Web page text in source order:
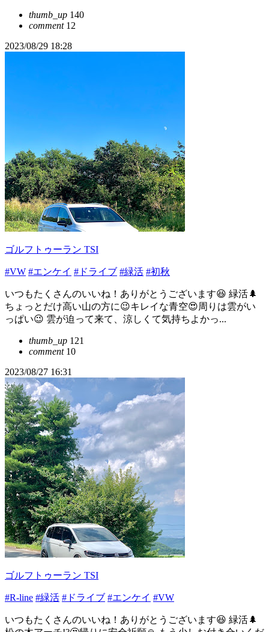
thumb_up 140
comment12
2023/08/29 18:28
ゴルフトゥーラン TSI
#VW #エンケイ #ドライブ #緑活 #初秋
いつもたくさんのいいね！ありがとうございます😆 緑活🌲
ちょっとだけ高い山の方に😉キレイな青空😍周りは雲がい
っぱい😉 雲が迫って来て、涼しくて気持ちよかっ...
thumb_up 121
comment10
2023/08/27 16:31
ゴルフトゥーラン TSI
#R-line #緑活 #ドライブ #エンケイ #VW
いつもたくさんのいいね！ありがとうございます😆 緑活🌲